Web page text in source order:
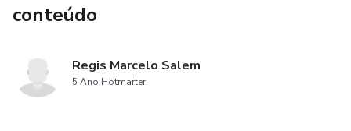
conteúdo
Regis Marcelo Salem
5 Ano Hotmarter